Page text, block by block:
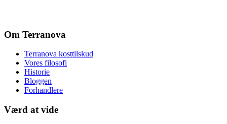
Om Terranova
Terranova kosttilskud
Vores filosofi
Historie
Bloggen
Forhandlere
Værd at vide